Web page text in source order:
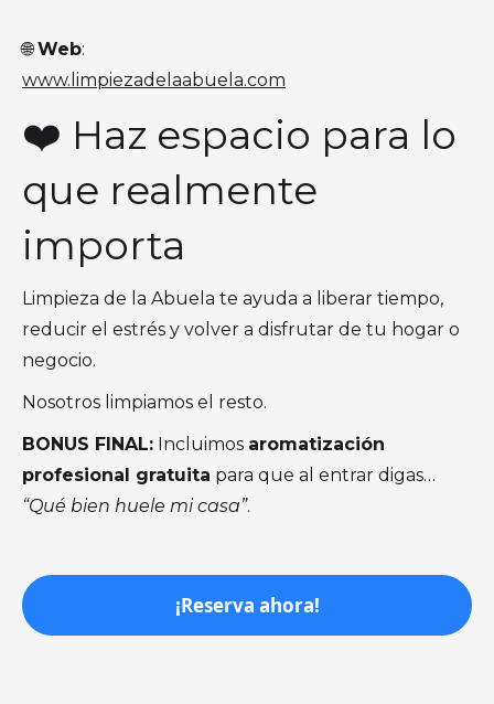
🌐Web:
www.limpiezadelaabuela.com
❤️ Haz espacio para lo
que realmente
importa
Limpieza de la Abuela te ayuda a liberar tiempo,
reducir el estrés y volver a disfrutar de tu hogar o
negocio.
Nosotros limpiamos el resto.
BONUS FINAL: Incluimos aromatización
profesional gratuita para que al entrar digas…
“Qué bien huele mi casa”.
¡Reserva ahora!